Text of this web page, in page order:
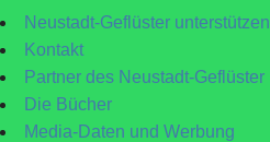
Neustadt-Geflüster unterstützen
Kontakt
Partner des Neustadt-Geflüster
Die Bücher
Media-Daten und Werbung